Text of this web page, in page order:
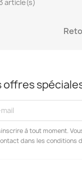
article(s)
offres
à tout moment.
dans les conditions